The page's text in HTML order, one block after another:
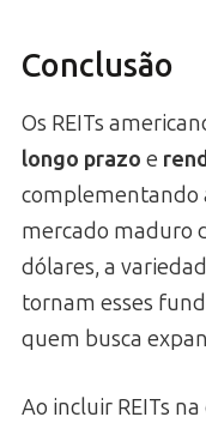
Conclusão
Os REITs
longo prazo e
complementando
mercado maduro
dólares, a
tornam esses
quem busca
Ao incluir REITs